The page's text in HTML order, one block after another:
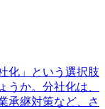
化」という選択肢
うか。分社化は、
承継対策など、さ